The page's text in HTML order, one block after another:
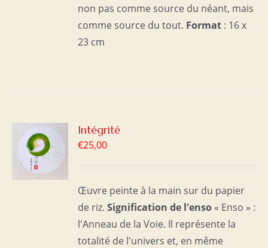
non pas comme source du néant, mais
comme source du tout. Format : 16 x
23 cm
Intégrité
€25,00
Œuvre peinte à la main sur du papier
de riz.Signification de l'enso « Enso » :
l'Anneau de la Voie. Il représente la
totalité de l'univers et, en même